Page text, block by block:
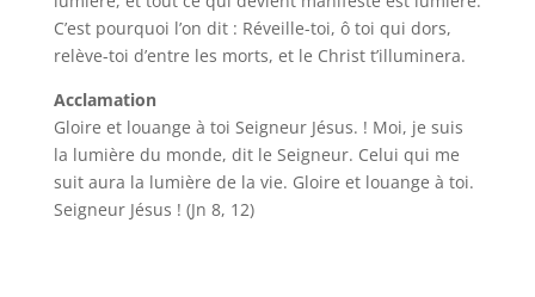
C’est pourquoi l’on dit : Réveille-toi, ô toi qui dors,
relève-toi d’entre les morts, et le Christ t’illuminera.
Acclamation
Gloire et louange à toi Seigneur Jésus. ! Moi, je suis
la lumière du monde, dit le Seigneur. Celui qui me
suit aura la lumière de la vie. Gloire et louange à toi.
Seigneur Jésus ! (Jn 8, 12)